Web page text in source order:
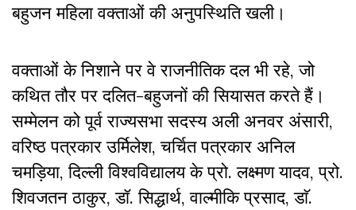
बहुजन महिला वक्ताओं की अनुपस्थिति खली।
वक्ताओं के निशाने पर वे राजनीतिक दल भी रहे, जो
कथित तौर पर दलित-बहुजनों की सियासत करते हैं।
सम्मेलन को पूर्व राज्यसभा सदस्य अली अनवर अंसारी,
वरिष्ठ पत्रकार उर्मिलेश, चर्चित पत्रकार अनिल
चमड़िया, दिल्ली विश्वविद्यालय के प्रो. लक्ष्मण यादव, प्रो.
शिवजतन ठाकुर, डॉ. सिद्धार्थ, वाल्मीकि प्रसाद, डाॅ.